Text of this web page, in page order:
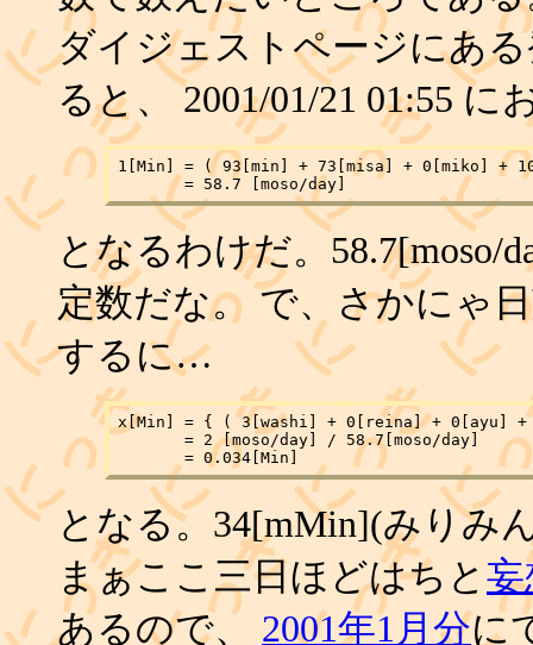
ダイジェストページにあ
ると、 2001/01/21 01:55
1[Min] = ( 93[min] + 73[misa] + 0[miko] +
となるわけだ。58.7[moso/
定数だな。 で、さかにゃ
するに…
x[Min] = { ( 3[washi] + 0[reina] + 0[ayu]
       = 2 [moso/day] / 58.7[moso/day]
となる。34[mMin](みりみ
まぁここ三日ほどはちと 妄
あるので、 2001年1月分に